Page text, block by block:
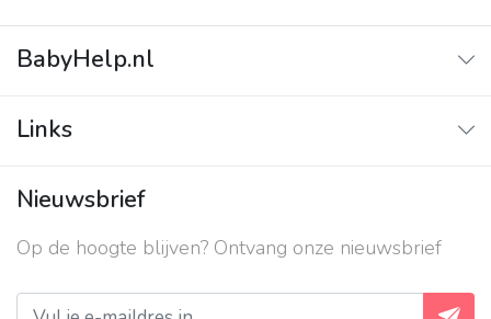
BabyHelp.nl
Vraag & Antwoord
Links
Contact
Over ons
Privacy beleid
Nieuwsbrief
Op de hoogte blijven? Ontvang onze nieuwsbrief